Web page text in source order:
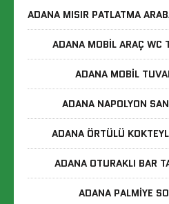
ADANA MISIR PATLATMA
ADANA MOBIL ARAÇ WC
ADANA MOBIL
ADANA NAPOLYON
ADANA ÖRTÜLÜ
ADANA OTURAKLI BAR
ADANA PALMIYE